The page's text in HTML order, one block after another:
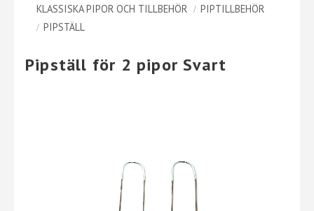
KLASSISKA PIPOR OCH TILLBEHÖR
PIPTILLBEHÖR
PIPSTÄLL
Pipställ för 2 pipor Svart